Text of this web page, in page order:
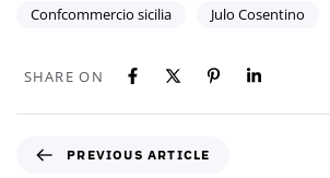
Confcommercio sicilia
Julo Cosentino
SHARE ON
PREVIOUS ARTICLE